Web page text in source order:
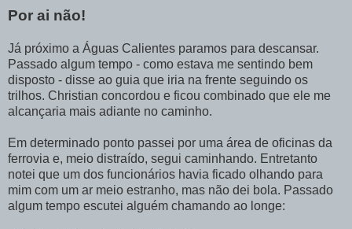
Por ai não!
Já próximo a Águas Calientes paramos para descansar.
Passado algum tempo - como estava me sentindo bem
disposto - disse ao guia que iria na frente seguindo os
trilhos. Christian concordou e ficou combinado que ele me
alcançaria mais adiante no caminho.
Em determinado ponto passei por uma área de oficinas da
ferrovia e, meio distraído, segui caminhando. Entretanto
notei que um dos funcionários havia ficado olhando para
mim com um ar meio estranho, mas não dei bola. Passado
algum tempo escutei alguém chamando ao longe: